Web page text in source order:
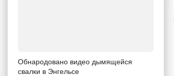
Обнародовано видео дымящейся
свалки в Энгельсе